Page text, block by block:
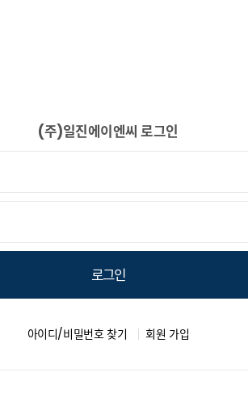
(주)일진에이엔씨 로그인
아이디/비밀번호 찾기 회원 가입